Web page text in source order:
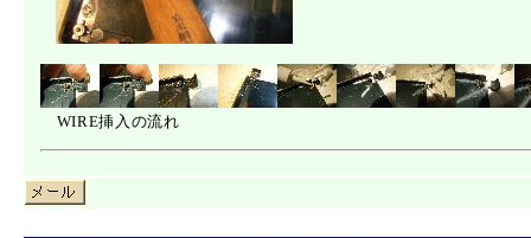
WIRE挿入の流れ